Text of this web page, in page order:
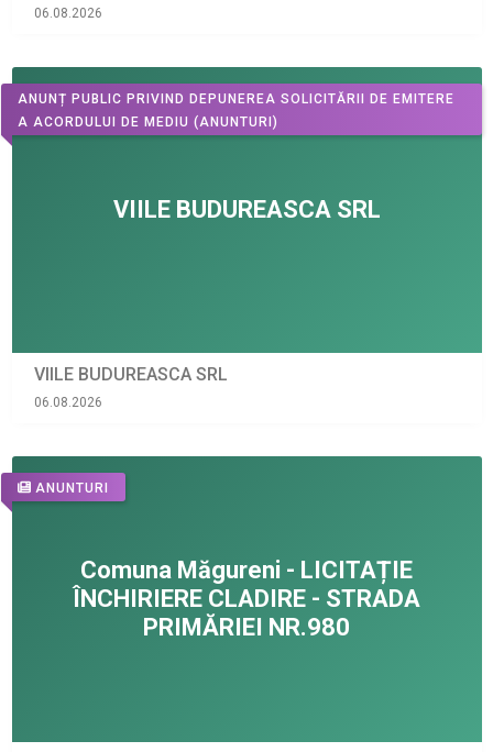
06.08.2026
ANUNȚ PUBLIC PRIVIND DEPUNEREA SOLICITĂRII DE EMITERE
A ACORDULUI DE MEDIU (ANUNTURI)
VIILE BUDUREASCA SRL
06.08.2026
ANUNTURI